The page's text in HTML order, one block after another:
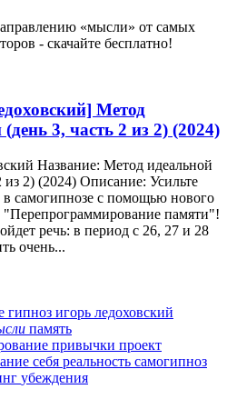
«мысли» от самых
- скачайте бесплатно!
Метод
3, часть 2 из 2) (2024)
Название: Метод идеальной
из 2) (2024) Описание: Усильте
самогипнозе с помощью нового
"Перепрограммирование памяти"!
речь: в период с 26, 27 и 28
очень...
гипноз игорь ледоховский
память
привычки проект
себя реальность самогипноз
убеждения